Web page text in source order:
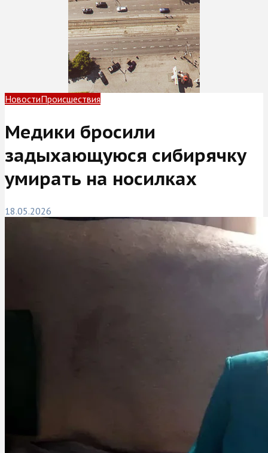
НовостиПроисшествия
Медики бросили
задыхающуюся сибирячку
умирать на носилках
18.05.2026